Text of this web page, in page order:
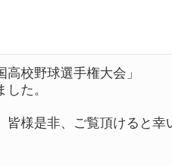
校野球選手権大会」
た。
皆様是非、ご覧頂けると幸